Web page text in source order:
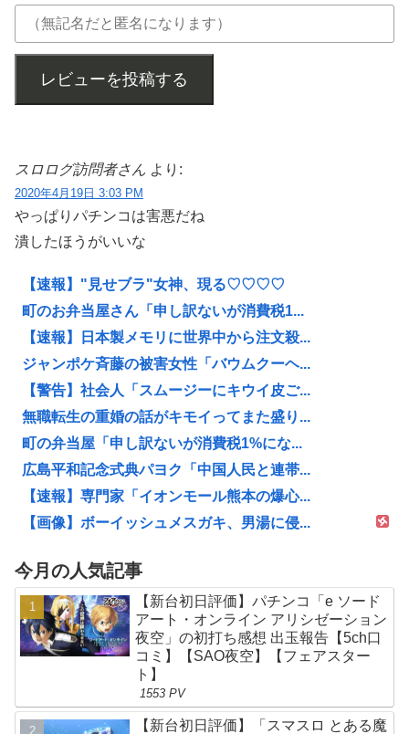
レビューを投稿する
スロログ訪問者さん より:
2020年4月19日 3:03 PM
やっぱりパチンコは害悪だね
潰したほうがいいな
【速報】"見せブラ"女神、現る♡♡♡♡
町のお弁当屋さん「申し訳ないが消費税1...
【速報】日本製メモリに世界中から注文殺...
ジャンポケ斉藤の被害女性「バウムクーヘ...
【警告】社会人「スムージーにキウイ皮ご...
無職転生の重婚の話がキモイってまた盛り...
町の弁当屋「申し訳ないが消費税1%にな...
広島平和記念式典パヨク「中国人民と連帯...
【速報】専門家「イオンモール熊本の爆心...
【画像】ボーイッシュメスガキ、男湯に侵...
今月の人気記事
【新台初日評価】パチンコ「e ソード
アート・オンライン アリシゼーション
夜空」の初打ち感想 出玉報告【5ch口
コミ】【SAO夜空】【フェアスター
ト】
1553 PV
【新台初日評価】「スマスロ とある魔